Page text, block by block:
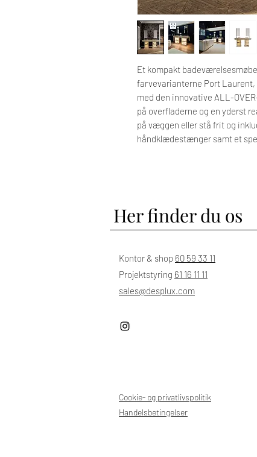
Et kompakt
farvevarianterne Port Laurent,
med den innovative ALL-
på overfladerne og en yderst
på væggen eller stå frit og
håndklædestænger samt et
Her finder du os
Kontor & shop 60 59 33 11
Projektstyring 61 16 11 11
sales@desplux.com
Cookie- og privatlivspolitik
Handelsbetingelser